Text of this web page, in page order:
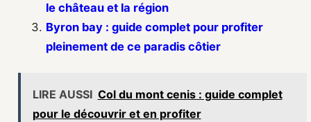
le château et la région
Byron bay : guide complet pour profiter
pleinement de ce paradis côtier
LIRE AUSSI Col du mont cenis : guide complet
pour le découvrir et en profiter